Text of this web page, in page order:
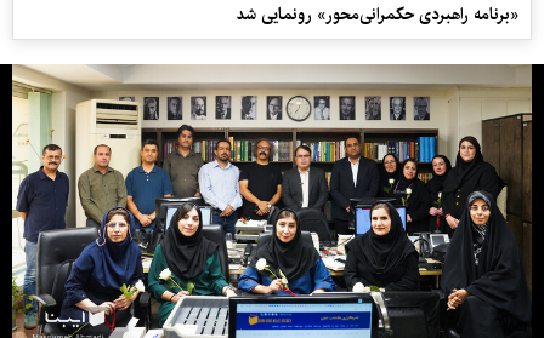
«برنامه راهبردی حکمرانی‌محور» رونمایی شد